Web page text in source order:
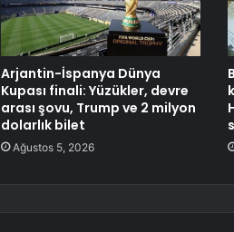
Arjantin-İspanya Dünya
Kupası finali: Yüzükler, devre
arası şovu, Trump ve 2 milyon
dolarlık bilet
Ağustos 5, 2026